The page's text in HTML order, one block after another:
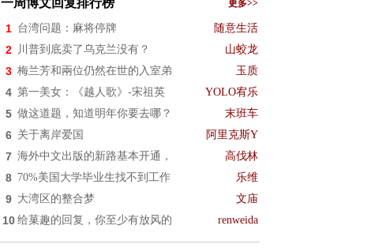
一周博文回复排行榜 更多>>
1 台湾问题：麻将停牌 随意生活
2 川普到底卖了乌克兰没有？ 山蛟龙
3 梅兰芳和兩位仍然在世的入室弟 玉质
4 第一美女：《越人歌》-宋祖英 YOLO宥乐
5 做这道题，知道明年你要去哪？ 末班车
6 关于离岸爱国 阿里克斯Y
7 海外中文出版的新路基本开通， 高伐林
8 70%美国大学毕业生找不到工作 乐维
9 大湾区的整合梦 文庙
10 给菓趣的回复，你至少有放风的 renweida